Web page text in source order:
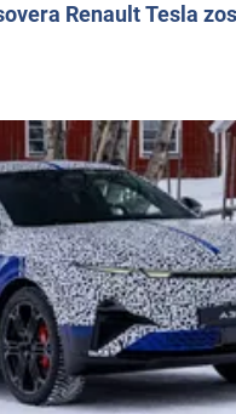
Renault Tesla